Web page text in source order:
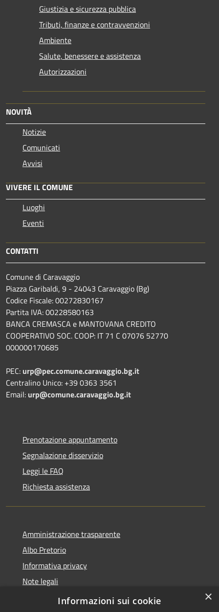
Giustizia e sicurezza pubblica
Tributi, finanze e contravvenzioni
Ambiente
Salute, benessere e assistenza
Autorizzazioni
NOVITÀ
Notizie
Comunicati
Avvisi
VIVERE IL COMUNE
Luoghi
Eventi
CONTATTI
Comune di Caravaggio
Piazza Garibaldi, 9 - 24043 Caravaggio (Bg)
Codice Fiscale: 00272830167
Partita IVA: 00228580163
BANCA CREMASCA e MANTOVANA CREDITO
COOPERATIVO SOC. COOP: IT 71 C 07076 52770
000000170685
PEC: urp@pec.comune.caravaggio.bg.it
Centralino Unico: +39 0363 3561
Email: urp@comune.caravaggio.bg.it
Prenotazione appuntamento
Segnalazione disservizio
Leggi le FAQ
Richiesta assistenza
Amministrazione trasparente
Albo Pretorio
Informativa privacy
Note legali
Dichiarazione di accessibilità
×
Informazioni sui cookie